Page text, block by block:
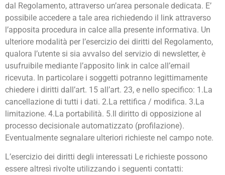
dal Regolamento, attraverso un’area personale dedicata. E’
possibile accedere a tale area richiedendo il link attraverso
l’apposita procedura in calce alla presente informativa. Un
ulteriore modalità per l’esercizio dei diritti del Regolamento,
qualora l’utente si sia avvalso del servizio di newsletter, è
usufruibile mediante l’apposito link in calce all’email
ricevuta. In particolare i soggetti potranno legittimamente
chiedere i diritti dall’art. 15 all’art. 23, e nello specifico: 1.La
cancellazione di tutti i dati. 2.La rettifica / modifica. 3.La
limitazione. 4.La portabilità. 5.Il diritto di opposizione al
processo decisionale automatizzato (profilazione).
Eventualmente segnalare ulteriori richieste nel campo note.
L’esercizio dei diritti degli interessati Le richieste possono
essere altresì rivolte utilizzando i seguenti contatti: